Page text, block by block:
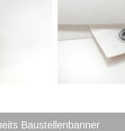
Baustellenbanner